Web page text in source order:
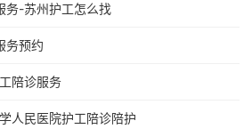
务-苏州护工怎么找
务预约
陪诊服务
人民医院护工陪诊陪护